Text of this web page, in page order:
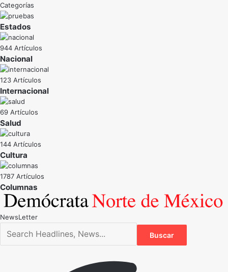
Categorías
Estados
944 Artículos
Nacional
123 Artículos
Internacional
69 Artículos
Salud
144 Artículos
Cultura
1787 Artículos
NewsLetter